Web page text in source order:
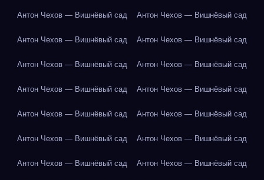
Антон Чехов — Вишнёвый сад Антон Чехов — Вишнёвый сад
Антон Чехов — Вишнёвый сад Антон Чехов — Вишнёвый сад
Антон Чехов — Вишнёвый сад Антон Чехов — Вишнёвый сад
Антон Чехов — Вишнёвый сад Антон Чехов — Вишнёвый сад
Антон Чехов — Вишнёвый сад Антон Чехов — Вишнёвый сад
Антон Чехов — Вишнёвый сад Антон Чехов — Вишнёвый сад
Антон Чехов — Вишнёвый сад Антон Чехов — Вишнёвый сад